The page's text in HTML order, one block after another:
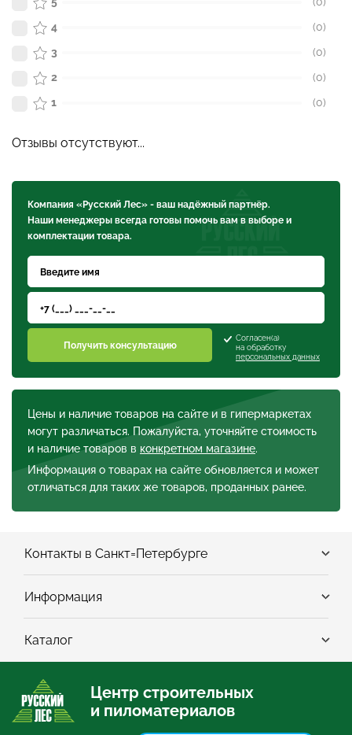
4
(0)
3
(0)
2
(0)
1
(0)
Отзывы отсутствуют...
Цены и наличие товаров на сайте и в гипермаркетах
могут различаться. Пожалуйста, уточняйте стоимость
и наличие товаров в конкретном магазине.
Информация о товарах на сайте обновляется и может
отличаться для таких же товаров, проданных ранее.
Компания «Русский Лес» - ваш надёжный партнёр.
Наши менеджеры всегда готовы помочь вам в выборе и
комплектации товара.
Получить консультацию
Согласен(а)
на обработку
персональных данных
Контакты в Санкт=Петербурге
Информация
Каталог
Центр строительных
и пиломатериалов